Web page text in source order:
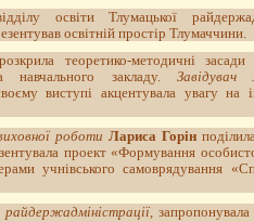
освіти Тлумацької
освітній простір Тлумаччини.
теоретико-методичні
навчального закладу. Завідувач
виступі акцентувала увагу на
роботи Лариса Горін
проект «Формування
учнівського самоврядування
, запропонувала